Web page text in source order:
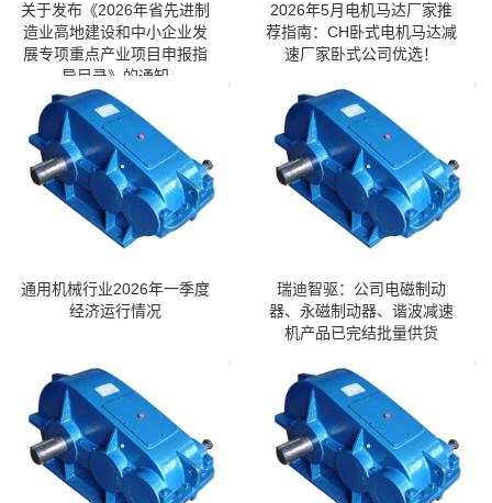
关于发布《2026年省先进制
造业高地建设和中小企业发
展专项重点产业项目申报指
导目录》的通知
2026年5月电机马达厂家推
荐指南：CH卧式电机马达减
速厂家卧式公司优选！
通用机械行业2026年一季度
经济运行情况
瑞迪智驱：公司电磁制动
器、永磁制动器、谐波减速
机产品已完结批量供货